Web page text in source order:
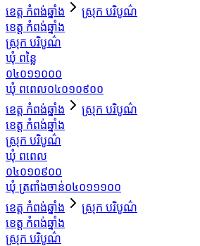
ខេត្ត កំពង់ឆ្នាំង
ស្រុក បរិបូណ៌
ខេត្ត កំពង់ឆ្នាំង
ស្រុក បរិបូណ៌
ឃុំ ពន្លៃ
០៤០១១០០០
ឃុំ ពពេល០៤០១០៩០០
ខេត្ត កំពង់ឆ្នាំង
ស្រុក បរិបូណ៌
ខេត្ត កំពង់ឆ្នាំង
ស្រុក បរិបូណ៌
ឃុំ ពពេល
០៤០១០៩០០
ឃុំ ត្រពាំងចាន់០៤០១១១០០
ខេត្ត កំពង់ឆ្នាំង
ស្រុក បរិបូណ៌
ខេត្ត កំពង់ឆ្នាំង
ស្រុក បរិបូណ៌